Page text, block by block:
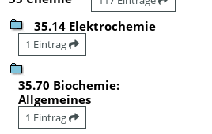
35.14 Elektrochemie
1 Eintrag
35.70 Biochemie:
Allgemeines
1 Eintrag